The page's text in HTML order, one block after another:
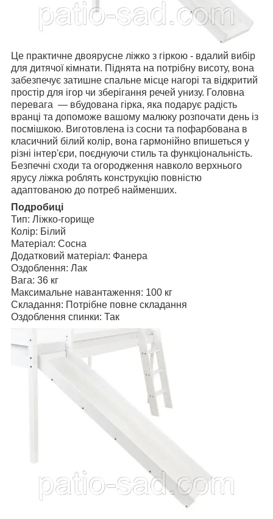
Це практичне двоярусне ліжко з гіркою - вдалий вибір
для дитячої кімнати. Піднята на потрібну висоту, вона
забезпечує затишне спальне місце нагорі та відкритий
простір для ігор чи зберігання речей унизу. Головна
перевага — вбудована гірка, яка подарує радість
вранці та допоможе вашому малюку розпочати день із
посмішкою. Виготовлена із сосни та пофарбована в
класичний білий колір, вона гармонійно впишеться у
різні інтер'єри, поєднуючи стиль та функціональність.
Безпечні сходи та огородження навколо верхнього
ярусу ліжка роблять конструкцію повністю
адаптованою до потреб найменших.
Подробиці
Тип: Ліжко-горище
Колір: Білий
Матеріал: Сосна
Додатковий матеріал: Фанера
Оздоблення: Лак
Вага: 36 кг
Максимальне навантаження: 100 кг
Складання: Потрібне повне складання
Оздоблення спинки: Так